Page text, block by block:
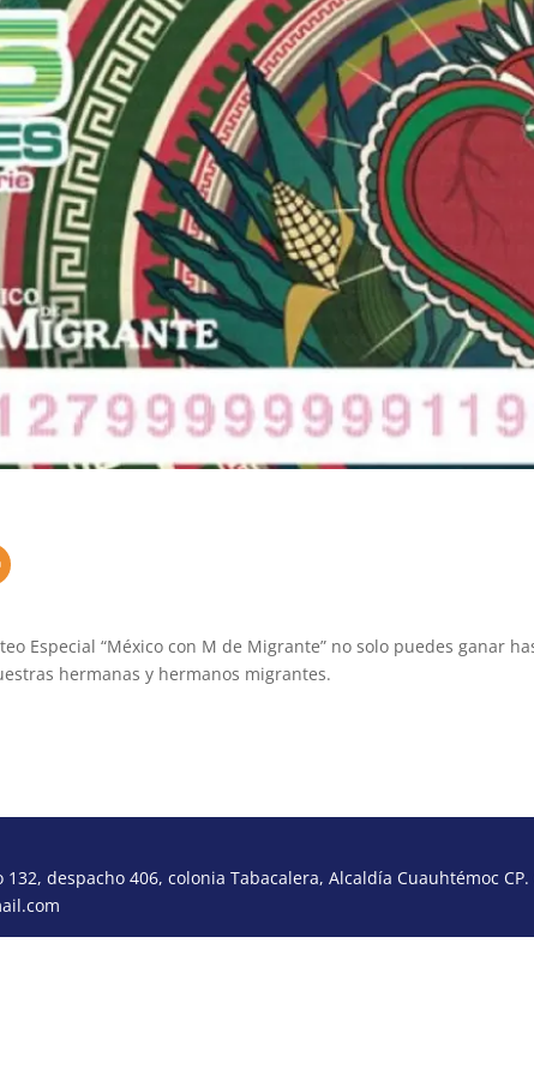
Especial “México con M de Migrante” no solo puedes ganar
hermanas y hermanos migrantes.
despacho 406, colonia Tabacalera, Alcaldía Cuauhtémoc